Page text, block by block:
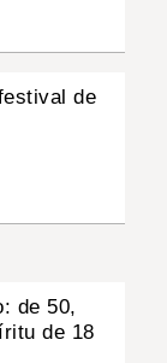
de
de 50,
de 18